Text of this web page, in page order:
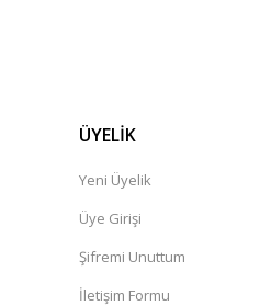
ÜYELİK
Yeni Üyelik
Üye Girişi
Şifremi Unuttum
İletişim Formu